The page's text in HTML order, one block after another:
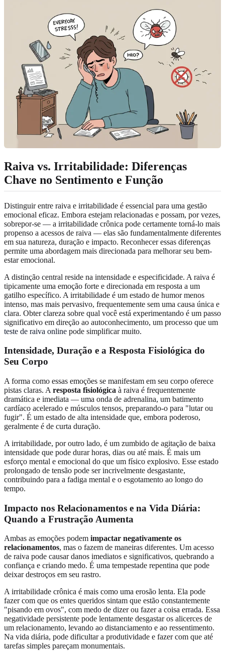
Raiva vs. Irritabilidade: Diferenças
Chave no Sentimento e Função
Distinguir entre raiva e irritabilidade é essencial para uma gestão
emocional eficaz. Embora estejam relacionadas e possam, por vezes,
sobrepor-se — a irritabilidade crônica pode certamente torná-lo mais
propenso a acessos de raiva — elas são fundamentalmente diferentes
em sua natureza, duração e impacto. Reconhecer essas diferenças
permite uma abordagem mais direcionada para melhorar seu bem-
estar emocional.
A distinção central reside na intensidade e especificidade. A raiva é
tipicamente uma emoção forte e direcionada em resposta a um
gatilho específico. A irritabilidade é um estado de humor menos
intenso, mas mais pervasivo, frequentemente sem uma causa única e
clara. Obter clareza sobre qual você está experimentando é um passo
significativo em direção ao autoconhecimento, um processo que um
teste de raiva online pode simplificar muito.
Intensidade, Duração e a Resposta Fisiológica do
Seu Corpo
A forma como essas emoções se manifestam em seu corpo oferece
pistas claras. A resposta fisiológica à raiva é frequentemente
dramática e imediata — uma onda de adrenalina, um batimento
cardíaco acelerado e músculos tensos, preparando-o para "lutar ou
fugir". É um estado de alta intensidade que, embora poderoso,
geralmente é de curta duração.
A irritabilidade, por outro lado, é um zumbido de agitação de baixa
intensidade que pode durar horas, dias ou até mais. É mais um
esforço mental e emocional do que um físico explosivo. Esse estado
prolongado de tensão pode ser incrivelmente desgastante,
contribuindo para a fadiga mental e o esgotamento ao longo do
tempo.
Impacto nos Relacionamentos e na Vida Diária:
Quando a Frustração Aumenta
Ambas as emoções podem impactar negativamente os
relacionamentos, mas o fazem de maneiras diferentes. Um acesso
de raiva pode causar danos imediatos e significativos, quebrando a
confiança e criando medo. É uma tempestade repentina que pode
deixar destroços em seu rastro.
A irritabilidade crônica é mais como uma erosão lenta. Ela pode
fazer com que os entes queridos sintam que estão constantemente
"pisando em ovos", com medo de dizer ou fazer a coisa errada. Essa
negatividade persistente pode lentamente desgastar os alicerces de
um relacionamento, levando ao distanciamento e ao ressentimento.
Na vida diária, pode dificultar a produtividade e fazer com que até
tarefas simples pareçam monumentais.